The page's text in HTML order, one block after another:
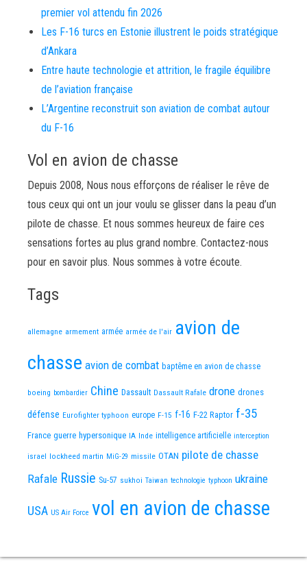
premier vol attendu fin 2026
Les F-16 turcs en Estonie illustrent le poids stratégique
d’Ankara
Entre haute technologie et attrition, le fragile équilibre
de l’aviation française
L’Argentine reconstruit son aviation de combat autour
du F-16
Vol en avion de chasse
Depuis 2008, Nous nous efforçons de réaliser le rêve de
tous ceux qui ont un jour voulu se glisser dans la peau d’un
pilote de chasse. Et nous sommes heureux de faire ces
sensations fortes au plus grand nombre. Contactez-nous
pour en savoir plus. Nous sommes à votre écoute.
Tags
allemagne armement armée armée de l'air avion de
chasse avion de combat baptême en avion de chasse
boeing bombardier Chine Dassault Dassault Rafale drone drones
défense Eurofighter typhoon europe F-15 f-16 F-22 Raptor f-35
France guerre hypersonique IA Inde intelligence artificielle interception
israel lockheed martin MiG-29 missile OTAN pilote de chasse
Rafale Russie Su-57 sukhoi Taiwan technologie typhoon ukraine
USA US Air Force vol en avion de chasse